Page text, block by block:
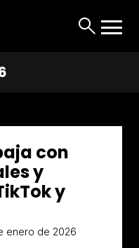
con
y
y
enero de 2026